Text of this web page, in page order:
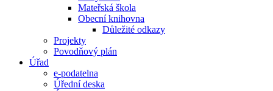
Mateřská škola
Obecní knihovna
Důležité odkazy
Projekty
Povodňový plán
Úřad
e-podatelna
Úřední deska